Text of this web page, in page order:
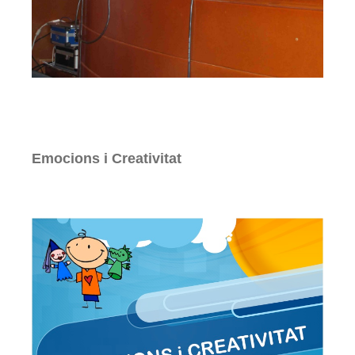
Emocions i Creativitat